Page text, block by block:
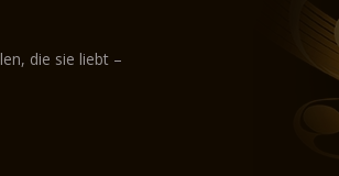
die sie liebt –